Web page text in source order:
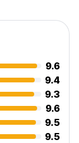
9.6
9.4
9.3
9.6
9.5
9.5